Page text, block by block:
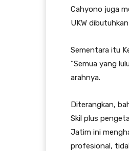
Cahyono juga
UKW
Sementara itu
“Semua yang
arahnya.
Diterangkan,
Skil plus
Jatim ini
profesional,